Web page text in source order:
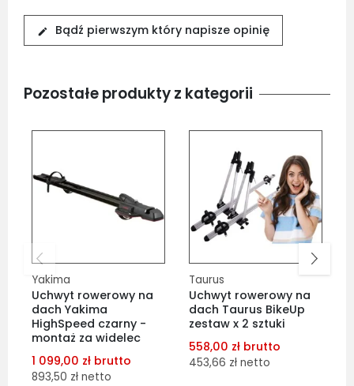
edit Bądź pierwszym który napisze opinię
Pozostałe produkty z kategorii
Yakima
Uchwyt rowerowy na
dach Yakima
HighSpeed czarny -
montaż za widelec
1 099,00 zł brutto
893,50 zł netto
Taurus
Uchwyt rowerowy na
dach Taurus BikeUp
zestaw x 2 sztuki
558,00 zł brutto
453,66 zł netto